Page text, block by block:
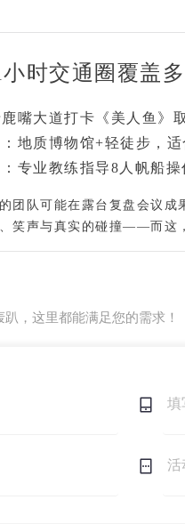
时交通圈覆盖
嘴大道打卡《美人鱼》
：地质博物馆+轻徒步，
：专业教练指导8人帆船
团队可能在露台复盘会议
笑声与真实的碰撞——而这，
，这里都能满足您的需求！